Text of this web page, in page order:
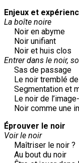
Enjeux et
La boîte noire
Noir en abyme
Noir unifiant
Noir et huis clos
Entrer dans le noir,
Sas de passage
Le noir tremblé
Segmentation et
Le noir de
Noir comme une
Éprouver le noir
Voir le noir
Maîtriser le noir ?
Au bout du noir